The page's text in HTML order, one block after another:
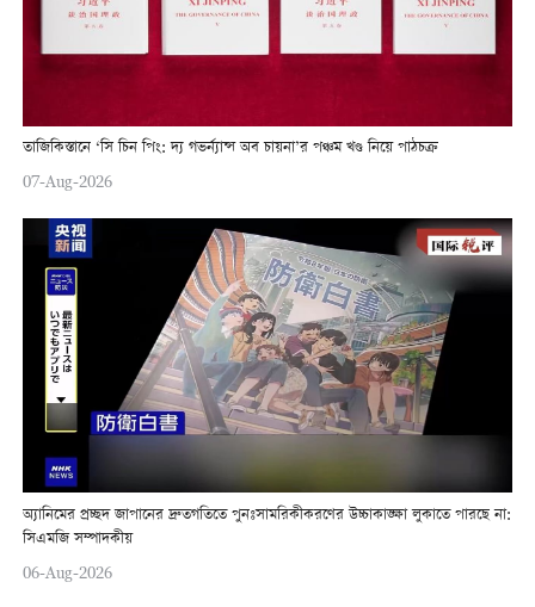
তাজিকিস্তানে ‘সি চিন পিং: দ্য গভর্ন্যান্স অব চায়না’র পঞ্চম খণ্ড নিয়ে পাঠচক্র
07-Aug-2026
অ্যানিমের প্রচ্ছদ জাপানের দ্রুতগতিতে পুনঃসামরিকীকরণের উচ্চাকাঙ্ক্ষা লুকাতে পারছে না:
সিএমজি সম্পাদকীয়
06-Aug-2026